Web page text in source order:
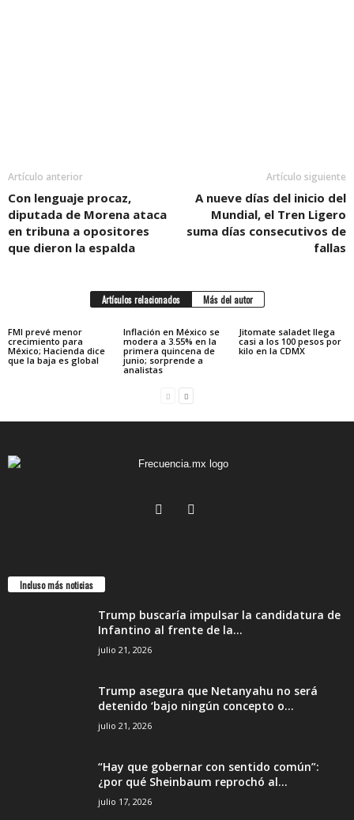
Artículo anterior
Con lenguaje procaz,
diputada de Morena ataca
en tribuna a opositores
que dieron la espalda
Artículo siguiente
A nueve días del inicio del
Mundial, el Tren Ligero
suma días consecutivos de
fallas
Artículos relacionados Más del autor
FMI prevé menor
crecimiento para
México; Hacienda dice
que la baja es global
Inflación en México se
modera a 3.55% en la
primera quincena de
junio; sorprende a
analistas
Jitomate saladet llega
casi a los 100 pesos por
kilo en la CDMX
Incluso más noticias
Trump buscaría impulsar la candidatura de
Infantino al frente de la...
julio 21, 2026
Trump asegura que Netanyahu no será
detenido ‘bajo ningún concepto o...
julio 21, 2026
“Hay que gobernar con sentido común”:
¿por qué Sheinbaum reprochó al...
julio 17, 2026